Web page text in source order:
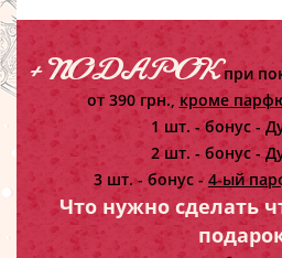
+ ПОДАРОКпри
от 390 грн., кроме
1 шт. - бонус -
2 шт. - бонус -
3 шт. - бонус - 4-ый
Что нужно сделать